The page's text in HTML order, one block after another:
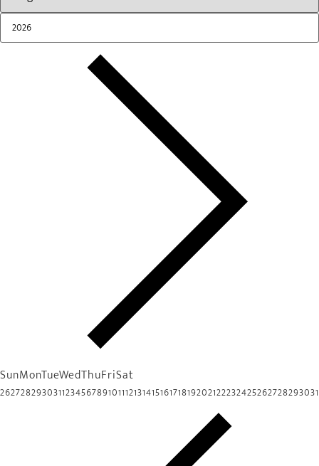
SunMonTueWedThuFriSat
26272829303112345678910111213141516171819202122232425262728293031